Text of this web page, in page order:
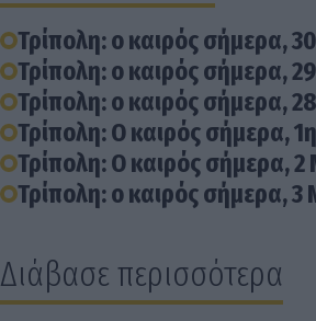
Τρίπολη: ο καιρός σήμερα,
Τρίπολη: ο καιρός σήμερα,
Τρίπολη: ο καιρός σήμερα,
Τρίπολη: Ο καιρός σήμερα,
Τρίπολη: Ο καιρός σήμερα, 2
Τρίπολη: ο καιρός σήμερα, 3
Διάβασε περισσότερα